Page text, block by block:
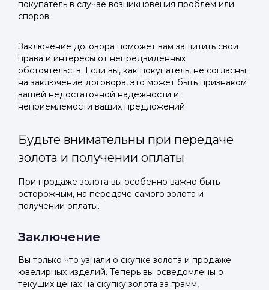
покупатель в случае возникновения проблем или
споров.
Заключение договора поможет вам защитить свои
права и интересы от непредвиденных
обстоятельств. Если вы, как покупатель, не согласны
на заключение договора, это может быть признаком
вашей недостаточной надежности и
неприемлемости ваших предложений.
Будьте внимательны при передаче
золота и получении оплаты
При продаже золота вы особенно важно быть
осторожным, на передаче самого золота и
получении оплаты.
Заключение
Вы только что узнали о скупке золота и продаже
ювелирных изделий. Теперь вы осведомлены о
текущих ценах на скупку золота за грамм,